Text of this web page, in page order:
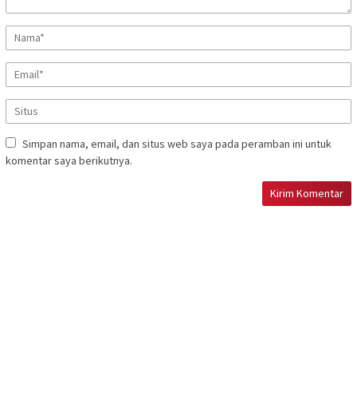
Simpan nama, email, dan situs web saya pada peramban ini untuk
komentar saya berikutnya.